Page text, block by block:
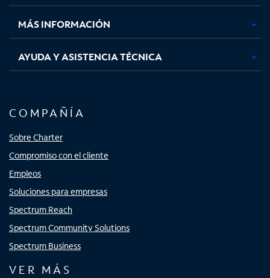
nuevanuevanuevanueva
MÁS INFORMACIÓN
AYUDA Y ASISTENCIA TÉCNICA
COMPAÑÍA
Sobre Charter
Compromiso con el cliente
Empleos
Soluciones para empresas
Spectrum Reach
Spectrum Community Solutions
Spectrum Business
VER MÁS